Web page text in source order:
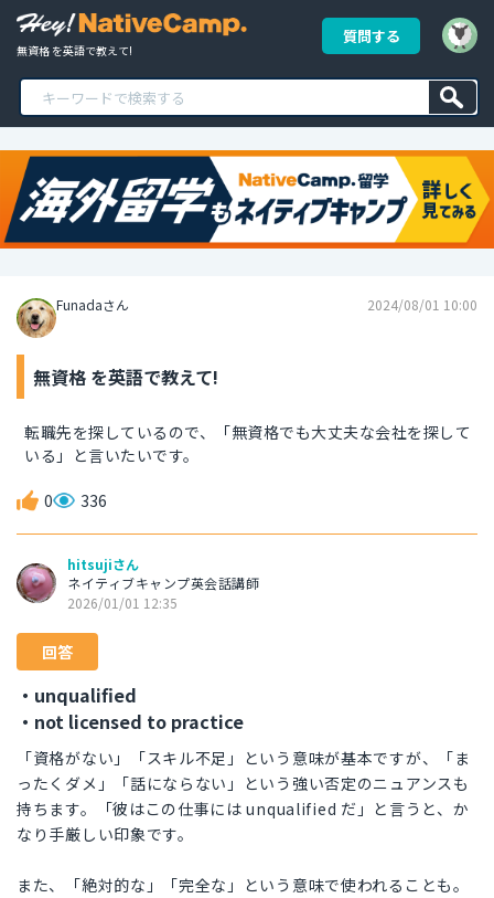
無資格 を英語で教えて!
質問する
Funadaさん 2024/08/01 10:00
無資格 を英語で教えて!
転職先を探しているので、「無資格でも大丈夫な会社を探して
いる」と言いたいです。
0 336
hitsujiさん
ネイティブキャンプ英会話講師
2026/01/01 12:35
回答
・unqualified
・not licensed to practice
「資格がない」「スキル不足」という意味が基本ですが、「ま
ったくダメ」「話にならない」という強い否定のニュアンスも
持ちます。「彼はこの仕事には unqualified だ」と言うと、か
なり手厳しい印象です。
また、「絶対的な」「完全な」という意味で使われることも。